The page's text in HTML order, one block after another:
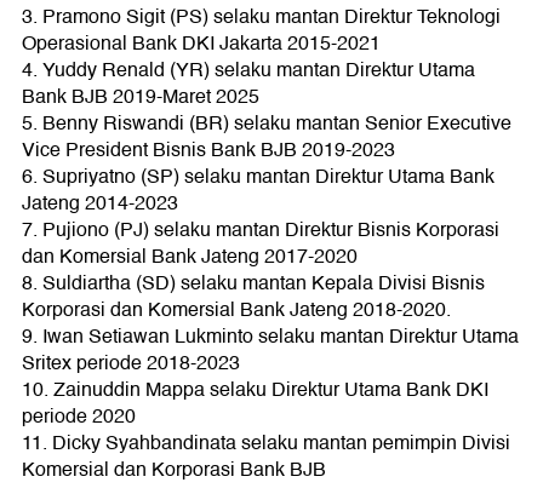
3. Pramono Sigit (PS) selaku mantan Direktur Teknologi
Operasional Bank DKI Jakarta 2015-2021
4. Yuddy Renald (YR) selaku mantan Direktur Utama
Bank BJB 2019-Maret 2025
5. Benny Riswandi (BR) selaku mantan Senior Executive
Vice President Bisnis Bank BJB 2019-2023
6. Supriyatno (SP) selaku mantan Direktur Utama Bank
Jateng 2014-2023
7. Pujiono (PJ) selaku mantan Direktur Bisnis Korporasi
dan Komersial Bank Jateng 2017-2020
8. Suldiartha (SD) selaku mantan Kepala Divisi Bisnis
Korporasi dan Komersial Bank Jateng 2018-2020.
9. Iwan Setiawan Lukminto selaku mantan Direktur Utama
Sritex periode 2018-2023
10. Zainuddin Mappa selaku Direktur Utama Bank DKI
periode 2020
11. Dicky Syahbandinata selaku mantan pemimpin Divisi
Komersial dan Korporasi Bank BJB